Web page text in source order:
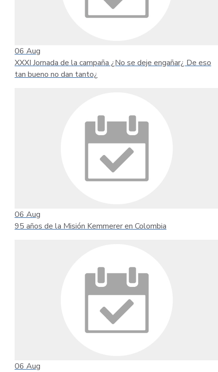
06 Aug
XXXI Jornada de la campaña ¿No se deje engañar¿ De eso
tan bueno no dan tanto¿
06 Aug
95 años de la Misión Kemmerer en Colombia
06 Aug